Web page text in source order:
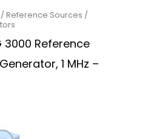
/ Reference Sources /
3000 Reference
1 MHz –